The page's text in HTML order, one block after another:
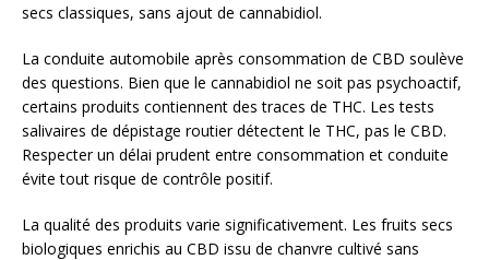
secs classiques, sans ajout de cannabidiol.
La conduite automobile après consommation de CBD soulève
des questions. Bien que le cannabidiol ne soit pas psychoactif,
certains produits contiennent des traces de THC. Les tests
salivaires de dépistage routier détectent le THC, pas le CBD.
Respecter un délai prudent entre consommation et conduite
évite tout risque de contrôle positif.
La qualité des produits varie significativement. Les fruits secs
biologiques enrichis au CBD issu de chanvre cultivé sans